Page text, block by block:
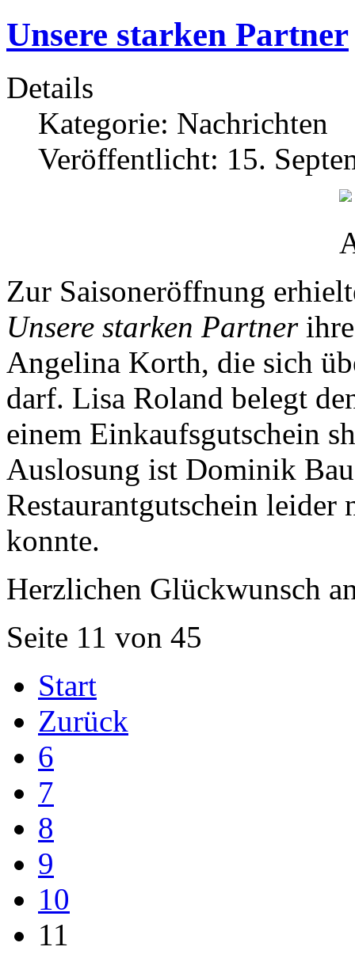
Unsere starken Partner
Details
Kategorie: Nachrichten
Veröffentlicht: 15.
Zur Saisoneröffnung
Unsere starken Partnerihre
Angelina Korth, die sich
darf. Lisa Roland belegt
einem Einkaufsgutschein
Auslosung ist Dominik
Restaurantgutschein leider
konnte.
Herzlichen Glückwunsch
Seite 11 von 45
Start
Zurück
6
7
8
9
10
11